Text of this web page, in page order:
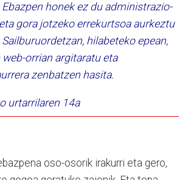
Ebazpen honek ez du administrazio-
gora jotzeko errekurtsoa aurkeztu
hilabeteko epean,
web-orrian argitaratu eta
zenbatzen hasita.
urtarrilaren 14a
oso-osorik irakurri eta gero,